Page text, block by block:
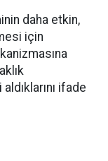
daha etkin,
için
ifade